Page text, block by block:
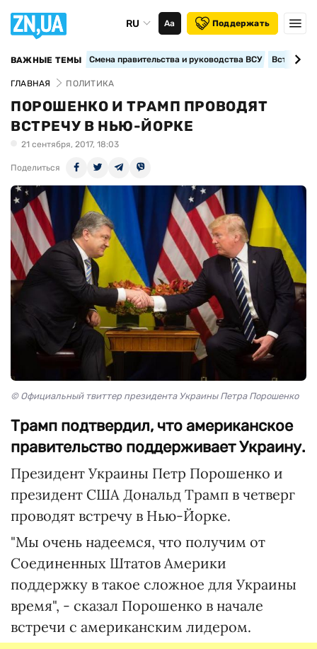
RU Аа Поддержать
ВАЖНЫЕ ТЕМЫ Смена правительства и руководства ВСУ
ГЛАВНАЯ ПОЛИТИКА
ПОРОШЕНКО И ТРАМП ПРОВОДЯТ
ВСТРЕЧУ В НЬЮ-ЙОРКЕ
21 сентября, 2017, 18:03
Поделиться
© Официальный твиттер президента Украины Петра Порошенко
Трамп подтвердил, что американское
правительство поддерживает Украину.
Президент Украины Петр Порошенко и
президент США Дональд Трамп в четверг
проводят встречу в Нью-Йорке.
"Мы очень надеемся, что получим от
Соединенных Штатов Америки
поддержку в такое сложное для Украины
время", - сказал Порошенко в начале
встречи с американским лидером.